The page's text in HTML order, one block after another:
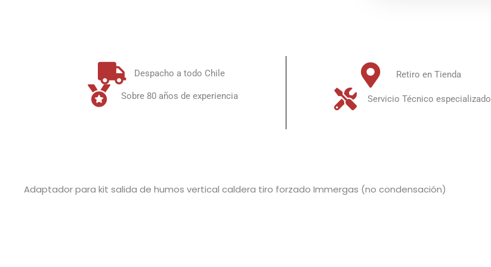
Despacho a todo Chile
Sobre 80 años de experiencia
Retiro en Tienda
Servicio Técnico especializado
Adaptador para kit salida de humos vertical caldera tiro forzado Immergas (no condensación)